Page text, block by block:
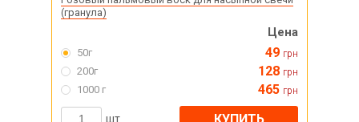
(гранула)
Цена
50г 49 грн
200г 128 грн
1000 г 465 грн
шт КУПИТЬ